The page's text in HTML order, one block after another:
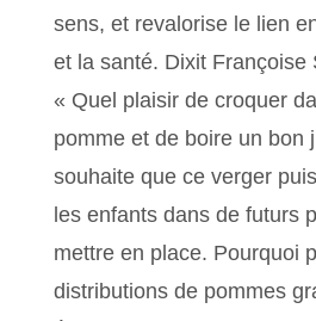
sens, et revalorise le lien
et la santé. Dixit Françoise
« Quel plaisir de croquer
pomme et de boire un bon
souhaite que ce verger
les enfants dans de futurs
mettre en place. Pourquoi
distributions de pommes